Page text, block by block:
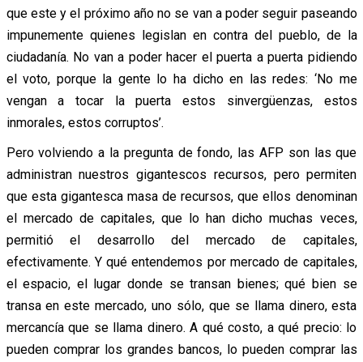
que este y el próximo año no se van a poder seguir paseando
impunemente quienes legislan en contra del pueblo, de la
ciudadanía. No van a poder hacer el puerta a puerta pidiendo
el voto, porque la gente lo ha dicho en las redes: ‘No me
vengan a tocar la puerta estos sinvergüenzas, estos
inmorales, estos corruptos’.
Pero volviendo a la pregunta de fondo, las AFP son las que
administran nuestros gigantescos recursos, pero permiten
que esta gigantesca masa de recursos, que ellos denominan
el mercado de capitales, que lo han dicho muchas veces,
permitió el desarrollo del mercado de capitales,
efectivamente. Y qué entendemos por mercado de capitales,
el espacio, el lugar donde se transan bienes; qué bien se
transa en este mercado, uno sólo, que se llama dinero, esta
mercancía que se llama dinero. A qué costo, a qué precio: lo
pueden comprar los grandes bancos, lo pueden comprar las